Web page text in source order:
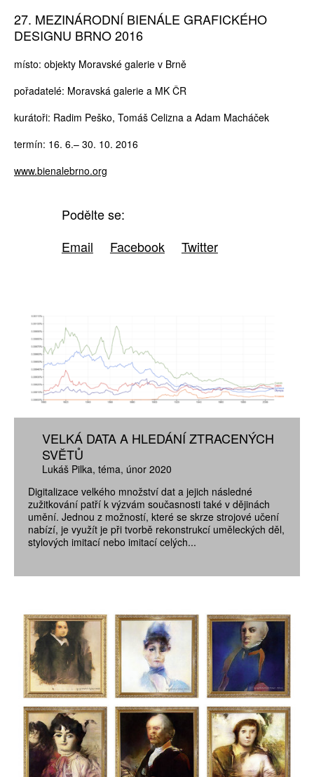
27. MEZINÁRODNÍ BIENÁLE GRAFICKÉHO
DESIGNU BRNO 2016
místo: objekty Moravské galerie v Brně
pořadatelé: Moravská galerie a MK ČR
kurátoři: Radim Peško, Tomáš Celizna a Adam Macháček
termín: 16. 6.– 30. 10. 2016
www.bienalebrno.org
Podělte se:
Email
Facebook Twitter
VELKÁ DATA A HLEDÁNÍ ZTRACENÝCH
SVĚTŮ
Lukáš Pilka téma únor 2020
Digitalizace velkého množství dat a jejich následné
zužitkování patří k výzvám současnosti také v dějinách
umění. Jednou z možností, které se skrze strojové učení
nabízí, je využít je při tvorbě rekonstrukcí uměleckých děl,
stylových imitací nebo imitací celých...